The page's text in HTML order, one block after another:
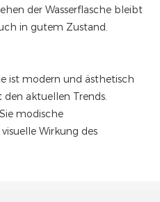
der Wasserflasche bleibt
in gutem Zustand.
ist modern und ästhetisch
aktuellen Trends.
modische
Wirkung des